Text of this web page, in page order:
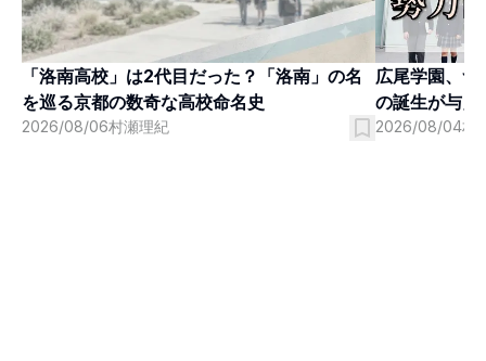
「洛南高校」は2代目だった？「洛南」の名
を巡る京都の数奇な高校命名史
2026/08/06村瀬理紀
広尾学園、
の誕生が与え
2026/08/04村